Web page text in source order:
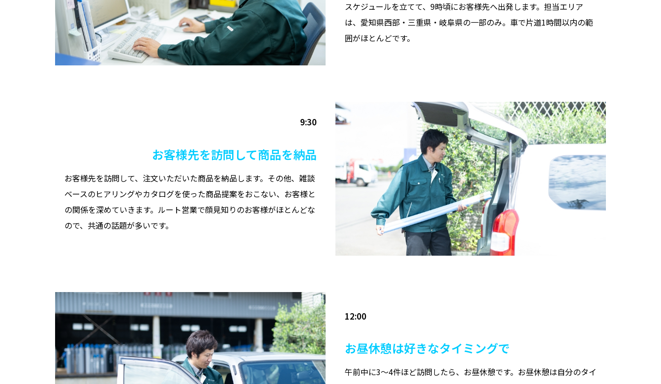
スケジュールを立てて、9時頃にお客様先へ出発します。担当エリア
は、愛知県西部・三重県・岐阜県の一部のみ。車で片道1時間以内の範
囲がほとんどです。
9:30
お客様先を訪問して商品を納品
お客様先を訪問して、注文いただいた商品を納品します。その他、雑談
ベースのヒアリングやカタログを使った商品提案をおこない、お客様と
の関係を深めていきます。ルート営業で顔見知りのお客様がほとんどな
ので、共通の話題が多いです。
12:00
お昼休憩は好きなタイミングで
午前中に3～4件ほど訪問したら、お昼休憩です。お昼休憩は自分のタイ